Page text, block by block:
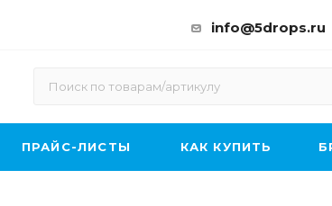
info@5drops.ru
ПРАЙС-ЛИСТЫ КАК КУПИТЬ